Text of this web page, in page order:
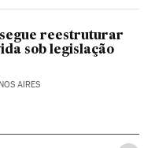
reestruturar
sob legislação
AIRES